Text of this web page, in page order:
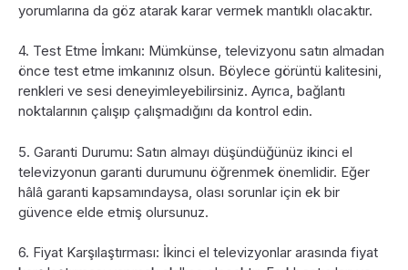
yorumlarına da göz atarak karar vermek mantıklı olacaktır.
4. Test Etme İmkanı: Mümkünse, televizyonu satın almadan
önce test etme imkanınız olsun. Böylece görüntü kalitesini,
renkleri ve sesi deneyimleyebilirsiniz. Ayrıca, bağlantı
noktalarının çalışıp çalışmadığını da kontrol edin.
5. Garanti Durumu: Satın almayı düşündüğünüz ikinci el
televizyonun garanti durumunu öğrenmek önemlidir. Eğer
hâlâ garanti kapsamındaysa, olası sorunlar için ek bir
güvence elde etmiş olursunuz.
6. Fiyat Karşılaştırması: İkinci el televizyonlar arasında fiyat